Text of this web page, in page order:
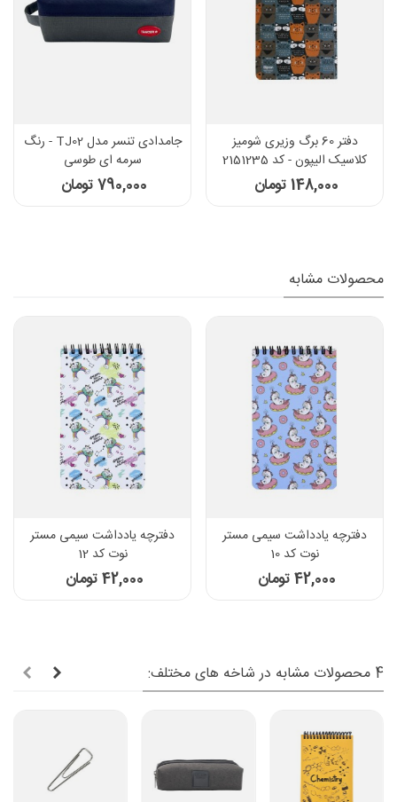
دفتر 60 برگ وزیری شومیز
کلاسیک الیپون - کد 2151235
148,000 تومان
جامدادی تنسر مدل TJ02 - رنگ
سرمه ای طوسی
790,000 تومان
محصولات مشابه
دفترچه یادداشت سیمی مستر
نوت کد 10
42,000 تومان
دفترچه یادداشت سیمی مستر
نوت کد 12
42,000 تومان
4 محصولات مشابه در شاخه های مختلف: